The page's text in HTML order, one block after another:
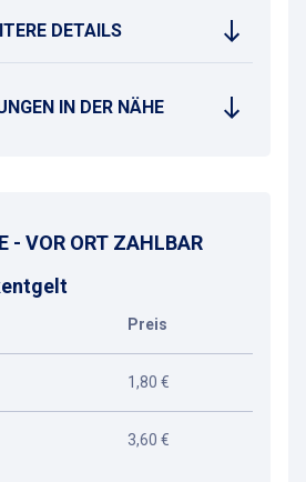
DETAILS
IN DER NÄHE
- VOR ORT ZAHLBAR
Preis
1,80 €
3,60 €